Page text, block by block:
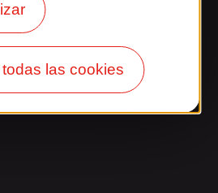
las cookies
pandilla